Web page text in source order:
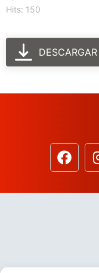
Hits: 150
DESCARGAR